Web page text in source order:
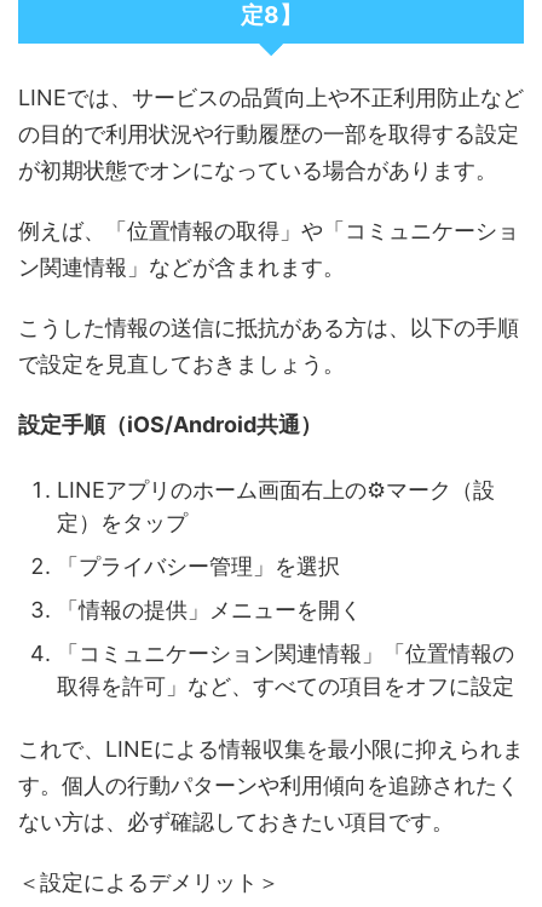
定8】
LINEでは、サービスの品質向上や不正利用防止など
の目的で利用状況や行動履歴の一部を取得する設定
が初期状態でオンになっている場合があります。
例えば、「位置情報の取得」や「コミュニケーショ
ン関連情報」などが含まれます。
こうした情報の送信に抵抗がある方は、以下の手順
で設定を見直しておきましょう。
設定手順（iOS/Android共通）
LINEアプリのホーム画面右上の⚙マーク（設
定）をタップ
「プライバシー管理」を選択
「情報の提供」メニューを開く
「コミュニケーション関連情報」「位置情報の
取得を許可」など、すべての項目をオフに設定
これで、LINEによる情報収集を最小限に抑えられま
す。個人の行動パターンや利用傾向を追跡されたく
ない方は、必ず確認しておきたい項目です。
＜設定によるデメリット＞